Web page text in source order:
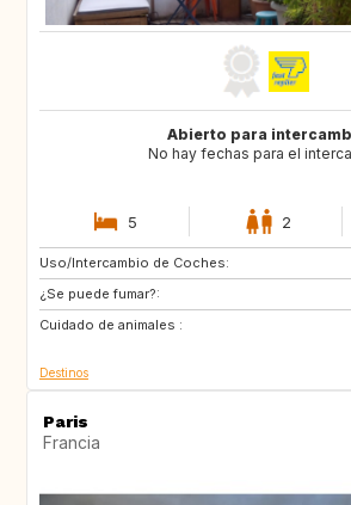
Abierto para
No hay fechas para el
5 2
Uso/Intercambio de Coches:
¿Se puede fumar?:
Cuidado de animales :
GB
Destinos
Paris
Francia